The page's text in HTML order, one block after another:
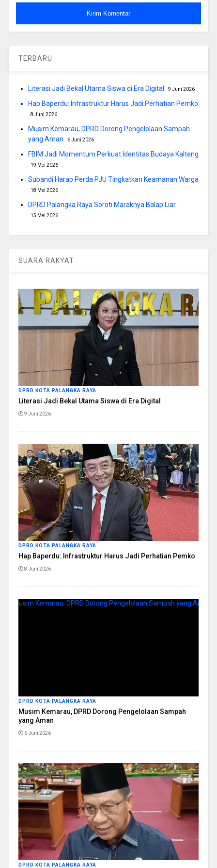
TERBARU
Literasi Jadi Bekal Utama Siswa di Era Digital 9 Juni 2026
Hap Baperdu: Infrastruktur Harus Jadi Perhatian Pemko
8 Juni 2026
Musim Kemarau, DPRD Dorong Pengelolaan Sampah
yang Aman
6 Juni 2026
FBIM Jadi Momentum Perkuat Identitas Budaya Kalteng
19 Mei 2026
Subandi Harap Perda PJU Tingkatkan Keamanan Warga
18 Mei 2026
DPRD Palangka Raya Soroti Maraknya Balap Liar
15 Mei 2026
SUARA RAKYAT
DPRD KOTA PALANGKA RAYA
Literasi Jadi Bekal Utama Siswa di Era Digital
9 Juni 2026
DPRD KOTA PALANGKA RAYA
Hap Baperdu: Infrastruktur Harus Jadi Perhatian Pemko
8 Juni 2026
DPRD KOTA PALANGKA RAYA
Musim Kemarau, DPRD Dorong Pengelolaan Sampah
yang Aman
6 Juni 2026
DPRD KOTA PALANGKA RAYA